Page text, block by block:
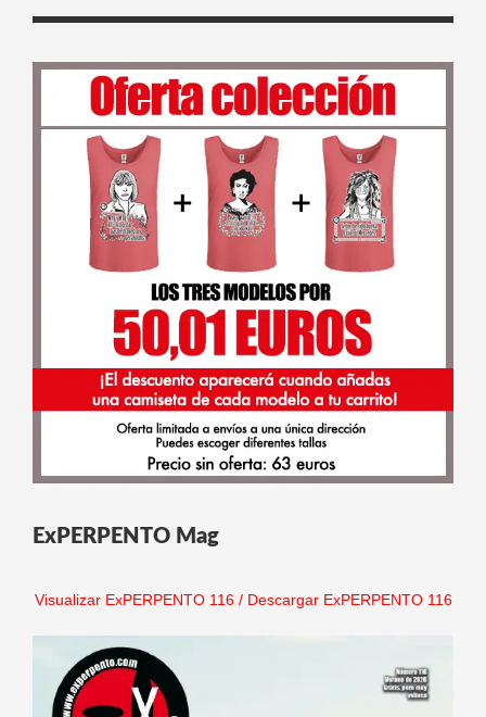
ExPERPENTO Mag
Visualizar ExPERPENTO 116/ Descargar ExPERPENTO 116